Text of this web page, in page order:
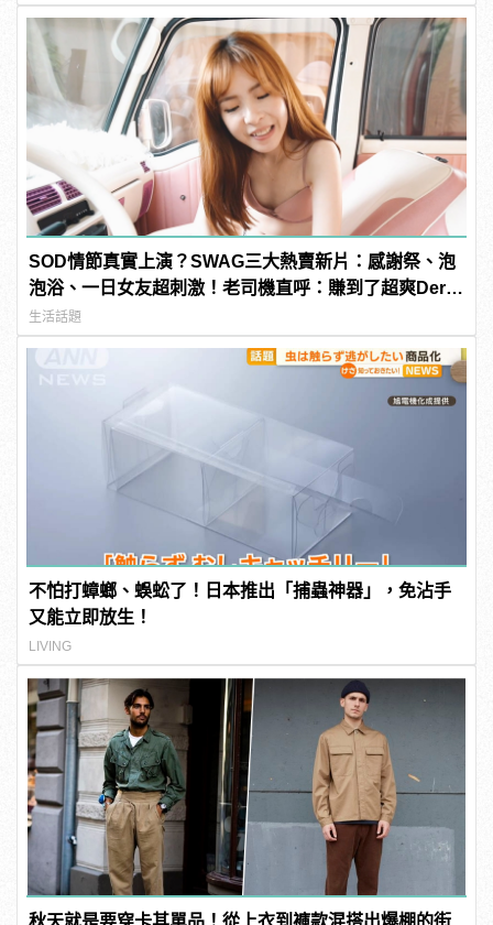
SOD情節真實上演？SWAG三大熱賣新片：感謝祭、泡
泡浴、一日女友超刺激！老司機直呼：賺到了超爽Der～
| manfashion這樣變型男
生活話題
不怕打蟑螂、蜈蚣了！日本推出「捕蟲神器」，免沾手
又能立即放生！
LIVING
秋天就是要穿卡其單品！從上衣到褲款混搭出爆棚的街